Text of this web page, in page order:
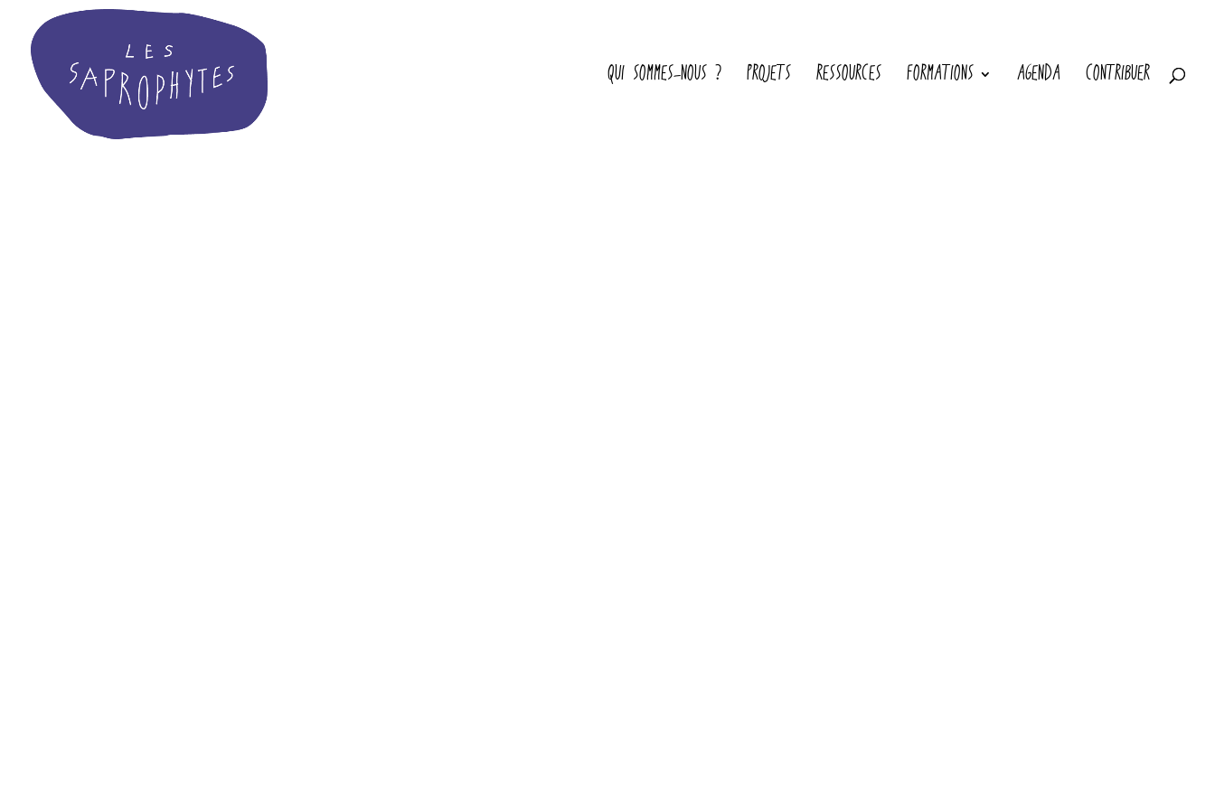
QUI SOMMES-NOUS ? PROJETS RESSOURCES FORMATIONS AGENDA CONTRIBUER
Les inscriptions ont été désactivées.